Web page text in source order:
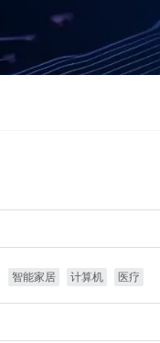
智能家居 计算机 医疗